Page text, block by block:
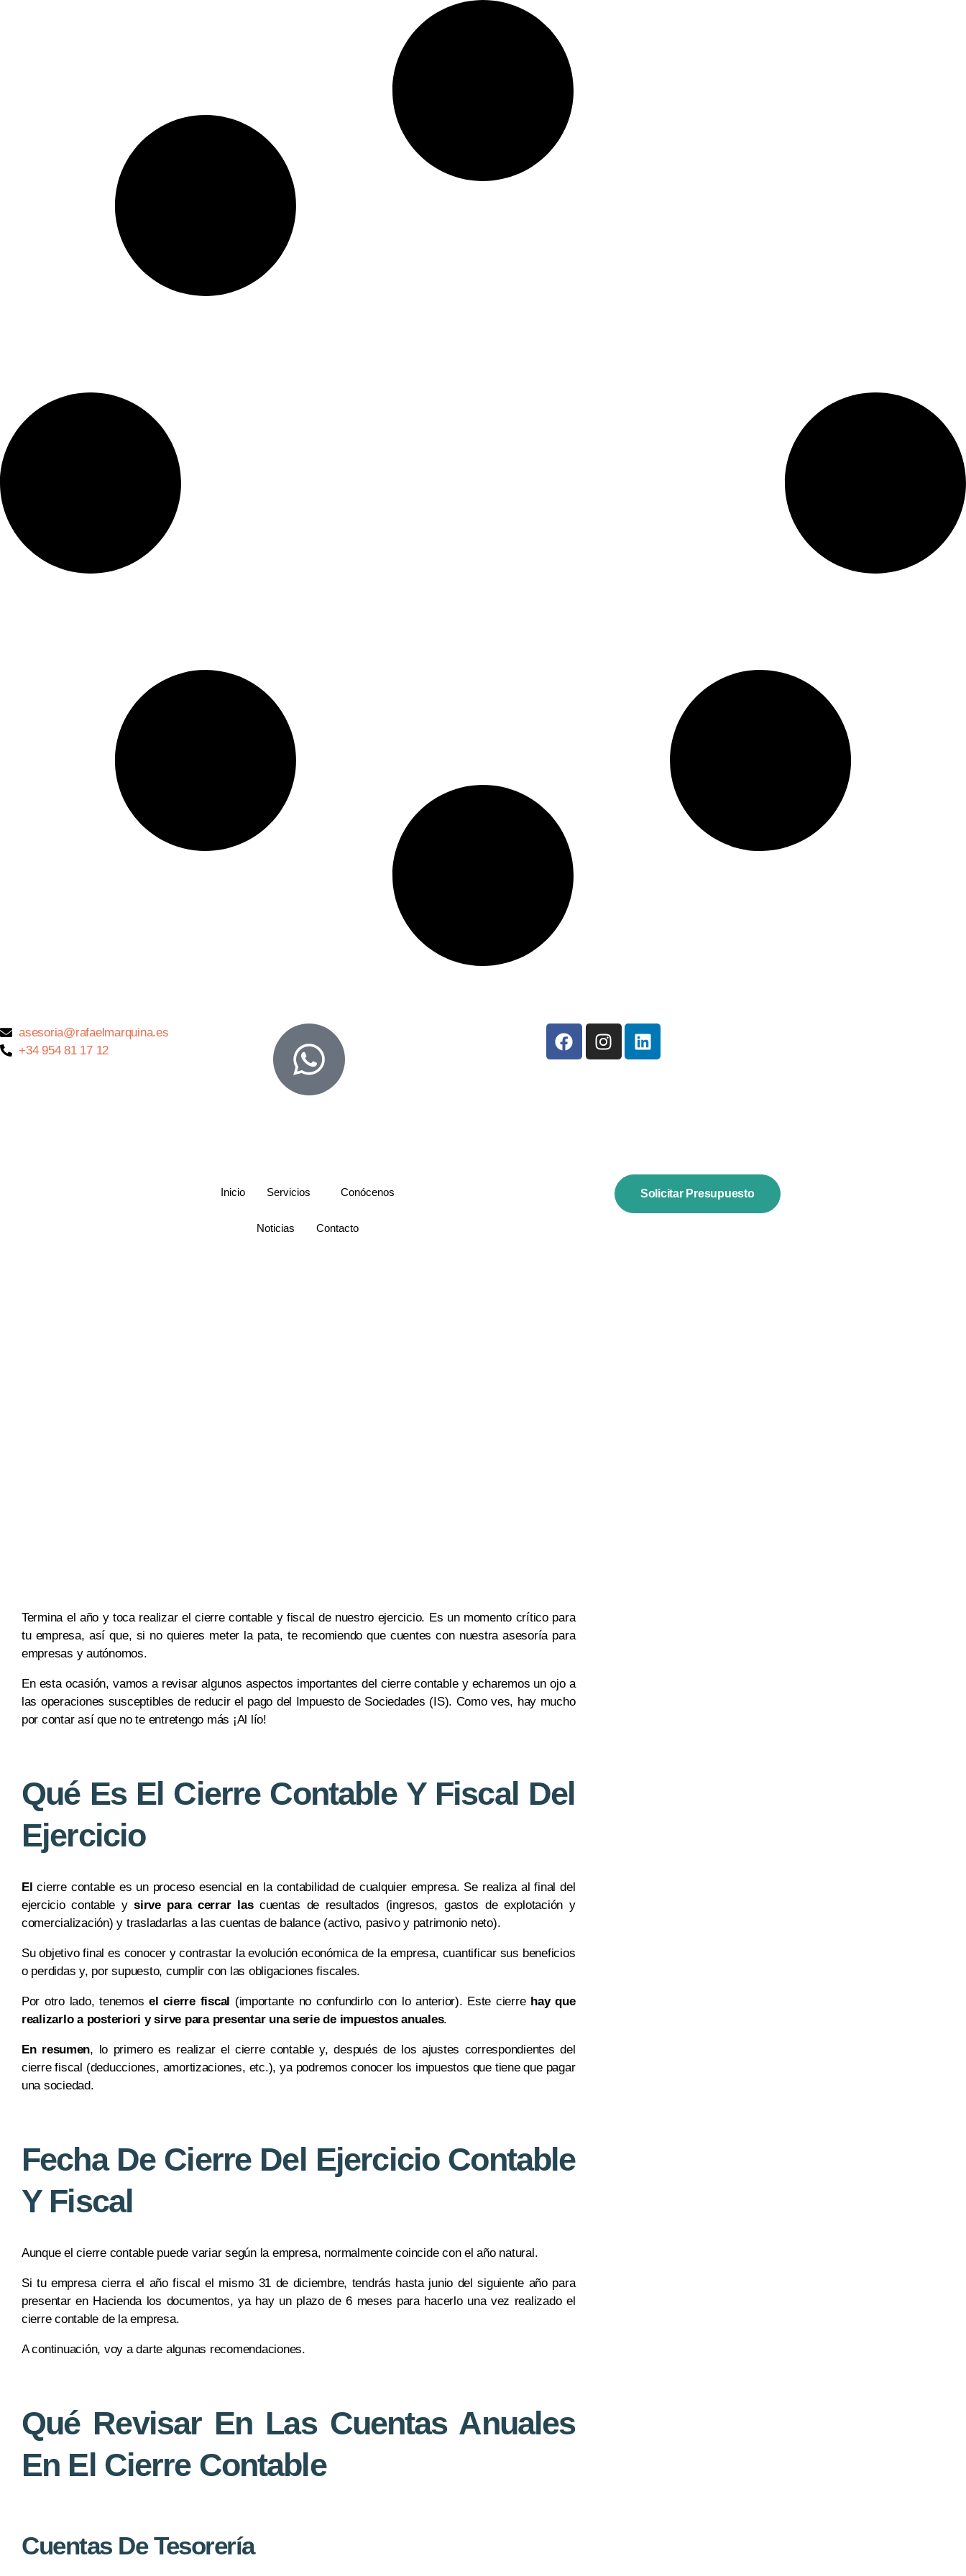
asesoria@rafaelmarquina.es
+34 954 81 17 12
Inicio Servicios Conócenos
Noticias Contacto
Solicitar Presupuesto
Termina el año y toca realizar el cierre contable y fiscal de nuestro ejercicio. Es un momento crítico para
tu empresa, así que, si no quieres meter la pata, te recomiendo que cuentes con nuestra asesoría para
empresas y autónomos.
En esta ocasión, vamos a revisar algunos aspectos importantes del cierre contable y echaremos un ojo a
las operaciones susceptibles de reducir el pago del Impuesto de Sociedades (IS). Como ves, hay mucho
por contar así que no te entretengo más ¡Al lío!
Qué Es El Cierre Contable Y Fiscal Del
Ejercicio
Elcierre contable es un proceso esencial en la contabilidad de cualquier empresa. Se realiza al final del
ejercicio contable ysirve para cerrar lascuentas de resultados (ingresos, gastos de explotación y
comercialización) y trasladarlas a las cuentas de balance (activo, pasivo y patrimonio neto).
Su objetivo final es conocer y contrastar la evolución económica de la empresa, cuantificar sus beneficios
o perdidas y, por supuesto, cumplir con las obligaciones fiscales.
Por otro lado, tenemosel cierre fiscal (importante no confundirlo con lo anterior). Este cierre hay que
realizarlo a posteriori y sirve para presentar una serie de impuestos anuales.
En resumen, lo primero es realizar el cierre contable y, después de los ajustes correspondientes del
cierre fiscal (deducciones, amortizaciones, etc.), ya podremos conocer los impuestos que tiene que pagar
una sociedad.
Fecha De Cierre Del Ejercicio Contable
Y Fiscal
Aunque el cierre contable puede variar según la empresa, normalmente coincide con el año natural.
Si tu empresa cierra el año fiscal el mismo 31 de diciembre, tendrás hasta junio del siguiente año para
presentar en Hacienda los documentos, ya hay un plazo de 6 meses para hacerlo una vez realizado el
cierre contable de la empresa.
A continuación, voy a darte algunas recomendaciones.
Qué Revisar En Las Cuentas Anuales
En El Cierre Contable
Cuentas De Tesorería